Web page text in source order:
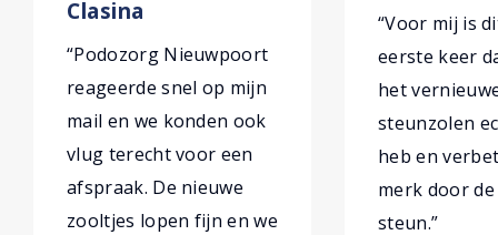
Clasina
“Podozorg Nieuwpoort
reageerde snel op mijn
mail en we konden ook
vlug terecht voor een
afspraak. De nieuwe
zooltjes lopen fijn en we
“Voor mij is
eerste keer
het
steunzolen
heb en
merk door
steun.”